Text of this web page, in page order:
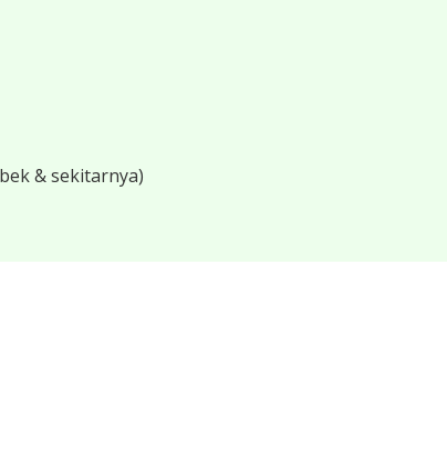
& sekitarnya)